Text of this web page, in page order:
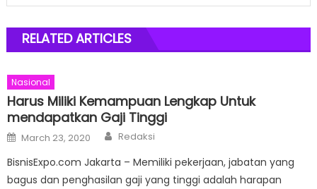
RELATED ARTICLES
Nasional
Harus Miliki Kemampuan Lengkap Untuk
mendapatkan Gaji Tinggi
Posted
on
March 23, 2020 Author
Redaksi
BisnisExpo.com Jakarta – Memiliki pekerjaan, jabatan yang
bagus dan penghasilan gaji yang tinggi adalah harapan